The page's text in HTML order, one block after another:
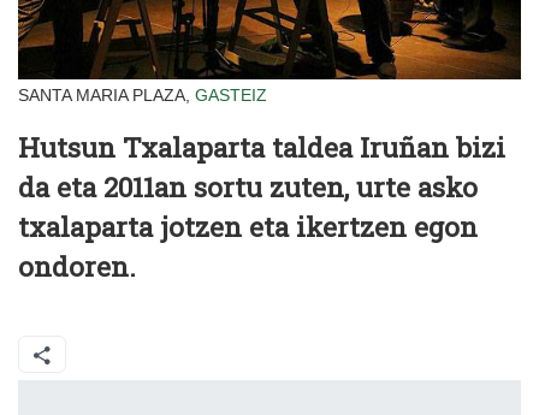
SANTA MARIA PLAZA, GASTEIZ
Hutsun Txalaparta taldea Iruñan bizi
da eta 2011an sortu zuten, urte asko
txalaparta jotzen eta ikertzen egon
ondoren.